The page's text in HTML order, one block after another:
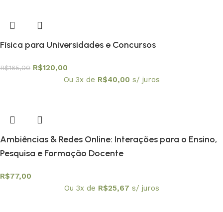
Física para Universidades e Concursos
R$165,00 R$120,00
Ou 3x de R$40,00 s/ juros
Ambiências & Redes Online: Interações para o Ensino,
Pesquisa e Formação Docente
R$77,00
Ou 3x de R$25,67 s/ juros